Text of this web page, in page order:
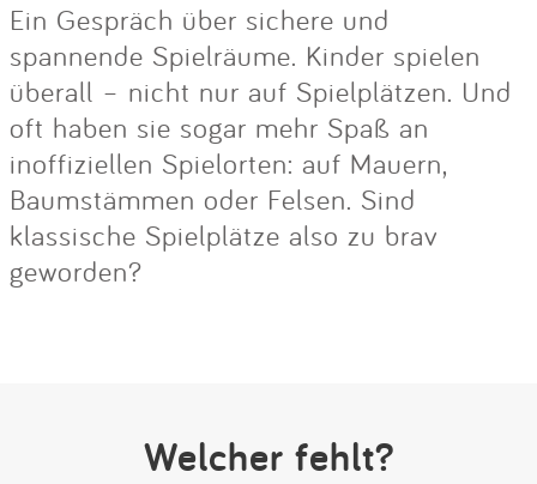
Ein Gespräch über sichere und
spannende Spielräume. Kinder spielen
überall – nicht nur auf Spielplätzen. Und
oft haben sie sogar mehr Spaß an
inoffiziellen Spielorten: auf Mauern,
Baumstämmen oder Felsen. Sind
klassische Spielplätze also zu brav
geworden?
Welcher fehlt?